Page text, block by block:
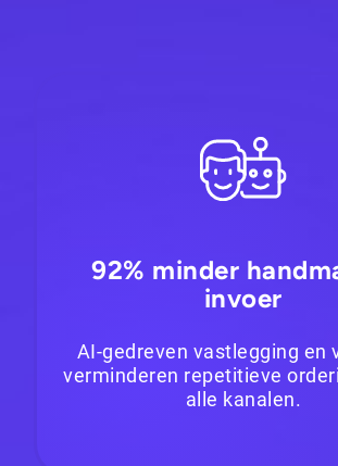
92% minder
invoer
AI-gedreven vastlegging en
verminderen repetitieve
alle kanalen.